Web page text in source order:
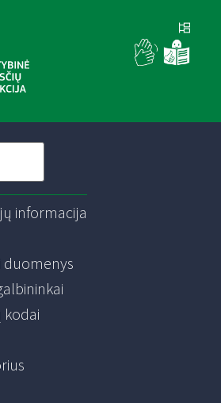
informacija
duomenys
kodai